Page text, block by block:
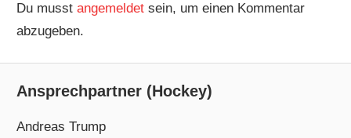
Du musstangemeldet sein, um einen Kommentar
abzugeben.
Ansprechpartner (Hockey)
Andreas Trump